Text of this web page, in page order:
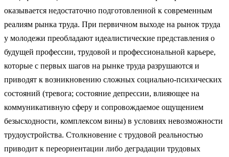
оказывается недостаточно подготовленной к современным
реалиям рынка труда. При первичном выходе на рынок труда
у молодежи преобладают идеалистические представления о
будущей профессии, трудовой и профессиональной карьере,
которые с первых шагов на рынке труда разрушаются и
приводят к возникновению сложных социально-психических
состояний (тревога; состояние депрессии, влияющее на
коммуникативную сферу и сопровождаемое ощущением
безысходности, комплексом вины) в условиях невозможности
трудоустройства. Столкновение с трудовой реальностью
приводит к переориентации либо деградации трудовых